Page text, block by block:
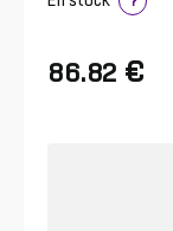
86.82 €